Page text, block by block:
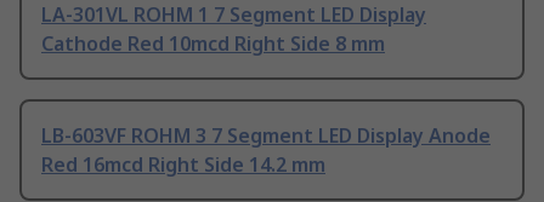
LA-301VL ROHM 1 7 Segment LED Display
Cathode Red 10mcd Right Side 8 mm
LB-603VF ROHM 3 7 Segment LED Display Anode
Red 16mcd Right Side 14.2 mm